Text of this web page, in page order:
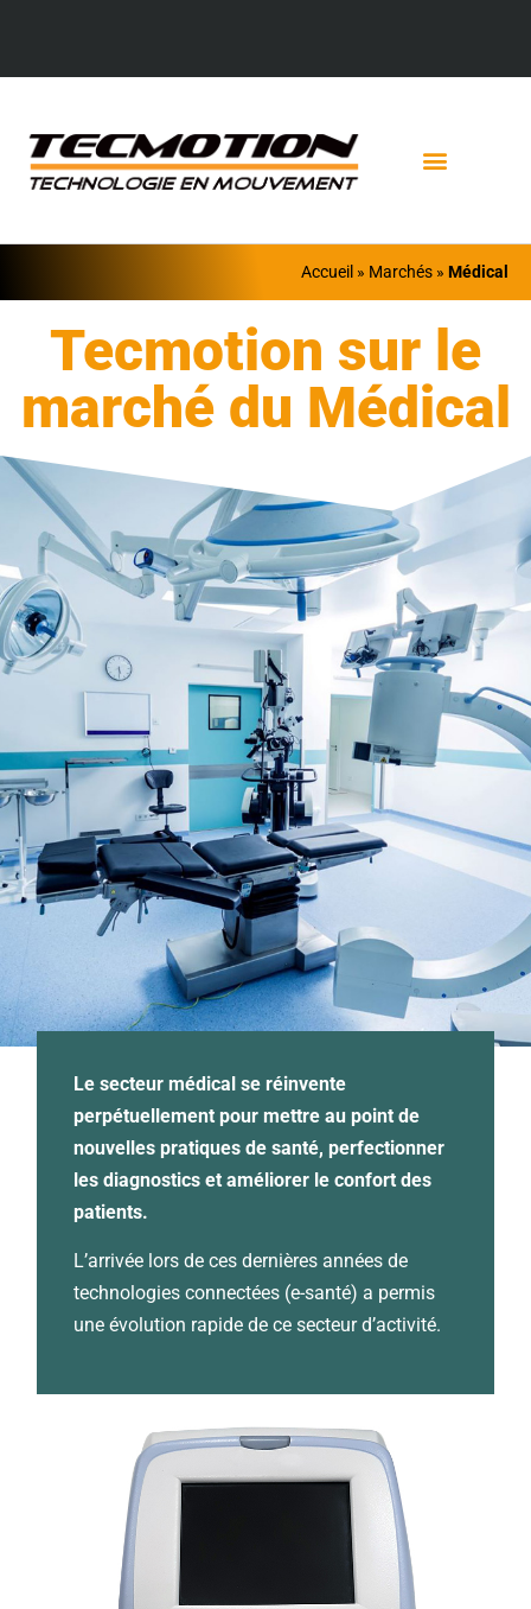
Accueil » Marchés »Médical
Tecmotion sur le
marché du Médical
Le secteur médical se réinvente
perpétuellement pour mettre au point de
nouvelles pratiques de santé, perfectionner
les diagnostics et améliorer le confort des
patients.
L’arrivée lors de ces dernières années de
technologies connectées (e-santé) a permis
une évolution rapide de ce secteur d’activité.